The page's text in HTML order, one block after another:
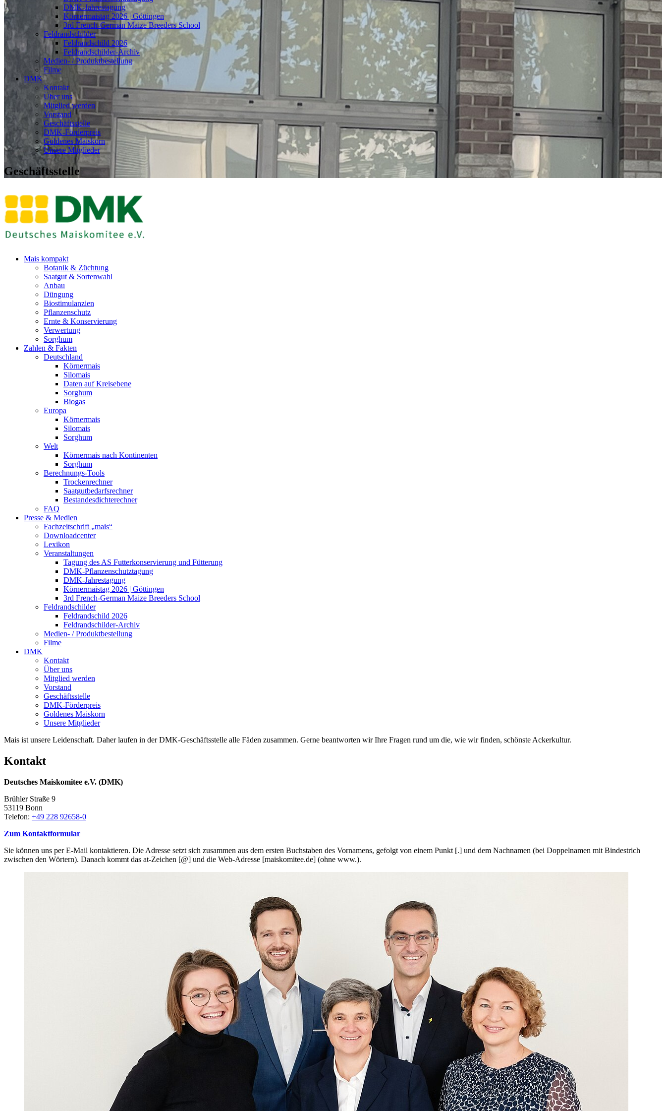
DMK-Jahrestagung
Körnermaistag 2026 | Göttingen
3rd French-German Maize Breeders School
Feldrandschilder
Feldrandschild 2026
Feldrandschilder-Archiv
Medien- / Produktbestellung
Filme
DMK
Kontakt
Über uns
Mitglied werden
Vorstand
Geschäftsstelle
DMK-Förderpreis
Goldenes Maiskorn
Unsere Mitglieder
Geschäftsstelle
Mais kompakt
Botanik & Züchtung
Saatgut & Sortenwahl
Anbau
Düngung
Biostimulanzien
Pflanzenschutz
Ernte & Konservierung
Verwertung
Sorghum
Zahlen & Fakten
Deutschland
Körnermais
Silomais
Daten auf Kreisebene
Sorghum
Biogas
Europa
Körnermais
Silomais
Sorghum
Welt
Körnermais nach Kontinenten
Sorghum
Berechnungs-Tools
Trockenrechner
Saatgutbedarfsrechner
Bestandesdichterechner
FAQ
Presse & Medien
Fachzeitschrift „mais“
Downloadcenter
Lexikon
Veranstaltungen
Tagung des AS Futterkonservierung und Fütterung
DMK-Pflanzenschutztagung
DMK-Jahrestagung
Körnermaistag 2026 | Göttingen
3rd French-German Maize Breeders School
Feldrandschilder
Feldrandschild 2026
Feldrandschilder-Archiv
Medien- / Produktbestellung
Filme
DMK
Kontakt
Über uns
Mitglied werden
Vorstand
Geschäftsstelle
DMK-Förderpreis
Goldenes Maiskorn
Unsere Mitglieder
Mais ist unsere Leidenschaft. Daher laufen in der DMK-Geschäftsstelle alle Fäden zusammen. Gerne beantworten wir Ihre Fragen rund um die, wie wir finden, schönste Ackerkultur.
Kontakt
Deutsches Maiskomitee e.V. (DMK)
Brühler Straße 9
53119 Bonn
Telefon: +49 228 92658-0
Zum Kontaktformular
Sie können uns per E-Mail kontaktieren. Die Adresse setzt sich zusammen aus dem ersten Buchstaben des Vornamens, gefolgt von einem Punkt [.] und dem Nachnamen (bei Doppelnamen mit Bindestrich
zwischen den Wörtern). Danach kommt das at-Zeichen [@] und die Web-Adresse [maiskomitee.de] (ohne www.).